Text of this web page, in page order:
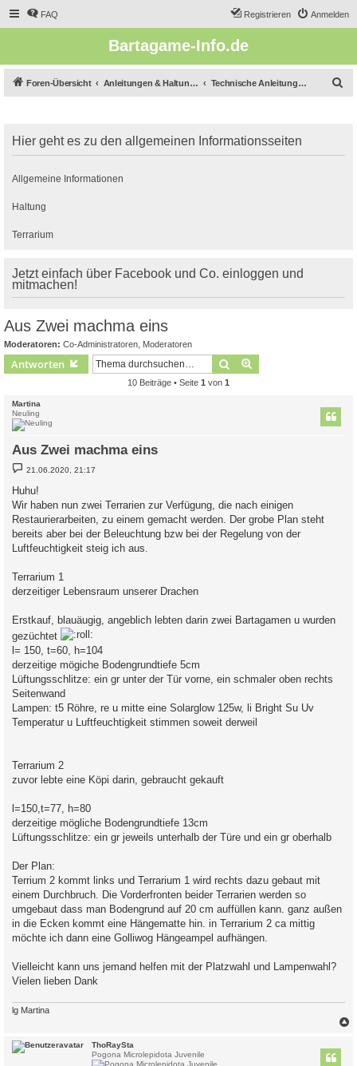
FAQ Anmelden
Registrieren
Bartagame-Info.de
Foren-Übersicht Anleitungen & Haltungsberichte Technische Anleitungen & Fragen
e
Hier geht es zu den allgemeinen Informationsseiten
Allgemeine Informationen
Haltung
Terrarium
Jetzt einfach über Facebook und Co. einloggen und
mitmachen!
Aus Zwei machma eins
Moderatoren: Co-Administratoren Moderatoren
Antworten Suche
10 Beiträge • Seite 1 von 1
Martina
Neuling
Aus Zwei machma eins
B
e
t
r
g
21.06.2020, 21:17
Huhu!
Wir haben nun zwei Terrarien zur Verfügung, die nach einigen
Restaurierarbeiten, zu einem gemacht werden. Der grobe Plan steht
bereits aber bei der Beleuchtung bzw bei der Regelung von der
Luftfeuchtigkeit steig ich aus.
Terrarium 1
derzeitiger Lebensraum unserer Drachen
Erstkauf, blauäugig, angeblich lebten darin zwei Bartagamen u wurden
gezüchtet
l= 150, t=60, h=104
derzeitige mögiche Bodengrundtiefe 5cm
Lüftungsschlitze: ein gr unter der Tür vorne, ein schmaler oben rechts
Seitenwand
Lampen: t5 Röhre, re u mitte eine Solarglow 125w, li Bright Su Uv
Temperatur u Luftfeuchtigkeit stimmen soweit derweil
Terrarium 2
zuvor lebte eine Köpi darin, gebraucht gekauft
l=150,t=77, h=80
derzeitige mögliche Bodengrundtiefe 13cm
Lüftungsschlitze: ein gr jeweils unterhalb der Türe und ein gr oberhalb
Der Plan:
Terrium 2 kommt links und Terrarium 1 wird rechts dazu gebaut mit
einem Durchbruch. Die Vorderfronten beider Terrarien werden so
umgebaut dass man Bodengrund auf 20 cm auffüllen kann. ganz außen
in die Ecken kommt eine Hängematte hin. in Terrarium 2 ca mittig
möchte ich dann eine Golliwog Hängeampel aufhängen.
Vielleicht kann uns jemand helfen mit der Platzwahl und Lampenwahl?
Vielen lieben Dank
lg Martina
ThoRaySta
Pogona Microlepidota Juvenile